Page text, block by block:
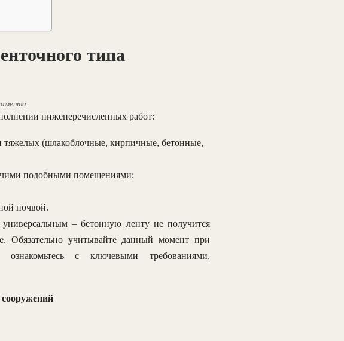
типа
нижеперечисленных работ:
тяжелых (шлакоблочные, кирпичные, бетонные,
подобными помещениями;
почвой.
универсальным – бетонную ленту не получится
Обязательно учитывайте данный момент при
ознакомьтесь с ключевыми требованиями,